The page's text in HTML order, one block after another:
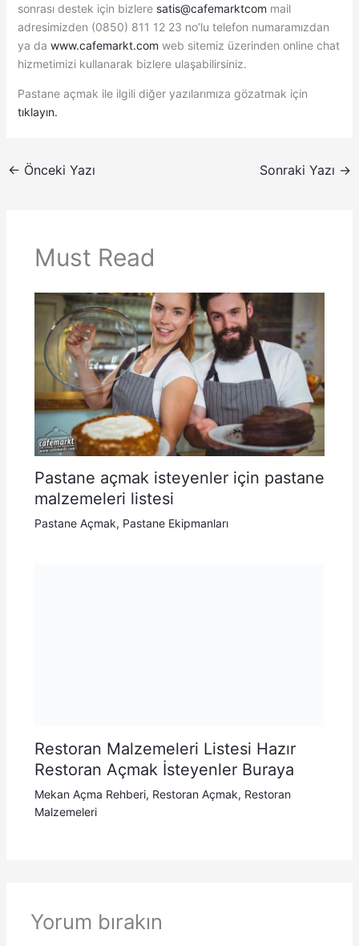
sonrası destek için bizlere satis@cafemarktcom mail
adresimizden (0850) 811 12 23 no’lu telefon numaramızdan
ya da www.cafemarkt.com web sitemiz üzerinden online chat
hizmetimizi kullanarak bizlere ulaşabilirsiniz.
Pastane açmak ile ilgili diğer yazılarımıza gözatmak için
tıklayın.
← Önceki Yazı Sonraki Yazı →
Must Read
Pastane açmak isteyenler için pastane
malzemeleri listesi
Pastane Açmak, Pastane Ekipmanları
Restoran Malzemeleri Listesi Hazır
Restoran Açmak İsteyenler Buraya
Mekan Açma Rehberi, Restoran Açmak, Restoran
Malzemeleri
Yorum bırakın